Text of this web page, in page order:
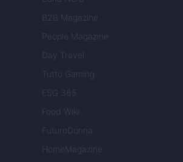
B2B Magazine
People Magazine
Day Travel
Tutto Gaming
ESG 365
Food Wiki
FuturoDonna
HomeMagazine